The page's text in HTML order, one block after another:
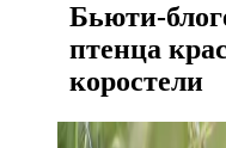
Бьюти-
птенца
коростели